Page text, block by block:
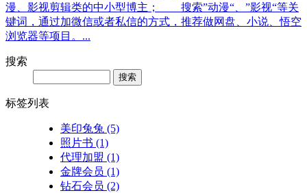
漫、影视剪辑类的中小型博主； 搜索”动漫“、”影视“等关
键词，通过加微信或者私信的方式，推荐做网盘、小说、悟空
浏览器等项目。...
搜索
标签列表
美印兔兔 (5)
照片书 (1)
代理加盟 (1)
金牌会员 (1)
钻石会员 (2)